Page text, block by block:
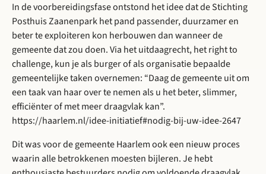
In de voorbereidingsfase ontstond het idee dat de Stichting
Posthuis Zaanenpark het pand passender, duurzamer en
beter te exploiteren kon herbouwen dan wanneer de
gemeente dat zou doen. Via het uitdaagrecht, het right to
challenge, kun je als burger of als organisatie bepaalde
gemeentelijke taken overnemen: “Daag de gemeente uit om
een taak van haar over te nemen als u het beter, slimmer,
efficiënter of met meer draagvlak kan”.
https://haarlem.nl/idee-initiatief#nodig-bij-uw-idee-2647
Dit was voor de gemeente Haarlem ook een nieuw proces
waarin alle betrokkenen moesten bijleren. Je hebt